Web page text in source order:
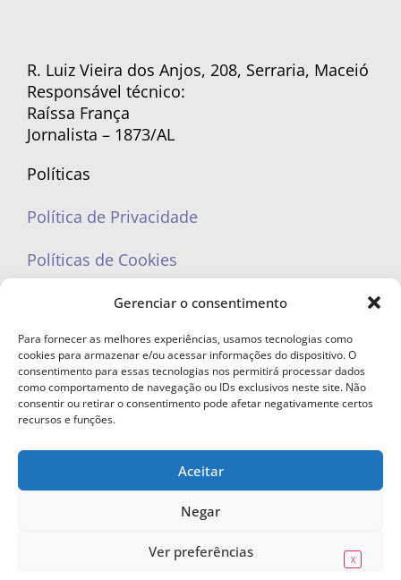
Gerenciar o consentimento
Para fornecer as melhores experiências, usamos tecnologias como
cookies para armazenar e/ou acessar informações do dispositivo. O
consentimento para essas tecnologias nos permitirá processar dados
como comportamento de navegação ou IDs exclusivos neste site. Não
consentir ou retirar o consentimento pode afetar negativamente certos
recursos e funções.
Aceitar
Negar
Ver preferências
R. Luiz Vieira dos Anjos, 208, Serraria, Maceió
Responsável técnico:
Raíssa França
Jornalista – 1873/AL
Políticas
Política de Privacidade
Políticas de Cookies
portaleufemea@gmail.com
© Copyright 2023 - Todos os direitos reservados. Proibida cópia total ou
parcial sem autorização.
X